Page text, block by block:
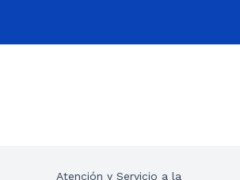
Atención y Servicio a la